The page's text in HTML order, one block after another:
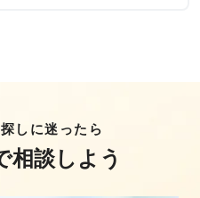
しに迷ったら
相談しよう